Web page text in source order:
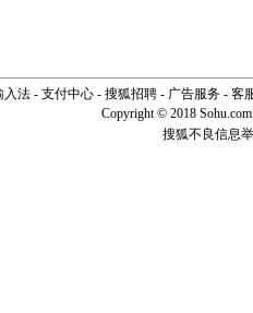
入法- 支付中心- 搜狐招聘- 广告服务- 客
Copyright © 2018
搜狐不良信息